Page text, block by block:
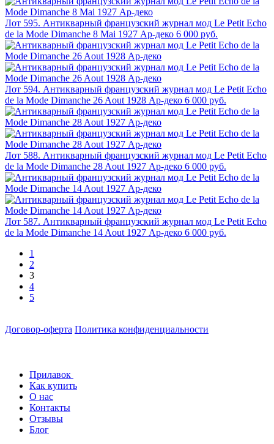
Лот 595. Антикварный французский журнал мод Le Petit Echo
de la Mode Dimanche 8 Mai 1927 Ар-деко 6 000 руб.
Лот 594. Антикварный французский журнал мод Le Petit Echo
de la Mode Dimanche 26 Aout 1928 Ар-деко 6 000 руб.
Лот 588. Антикварный французский журнал мод Le Petit Echo
de la Mode Dimanche 28 Aout 1927 Ар-деко 6 000 руб.
Лот 587. Антикварный французский журнал мод Le Petit Echo
de la Mode Dimanche 14 Aout 1927 Ар-деко 6 000 руб.
1
2
3
4
5
Договор-оферта Политика конфиденциальности
Прилавок
Как купить
О нас
Контакты
Отзывы
Блог